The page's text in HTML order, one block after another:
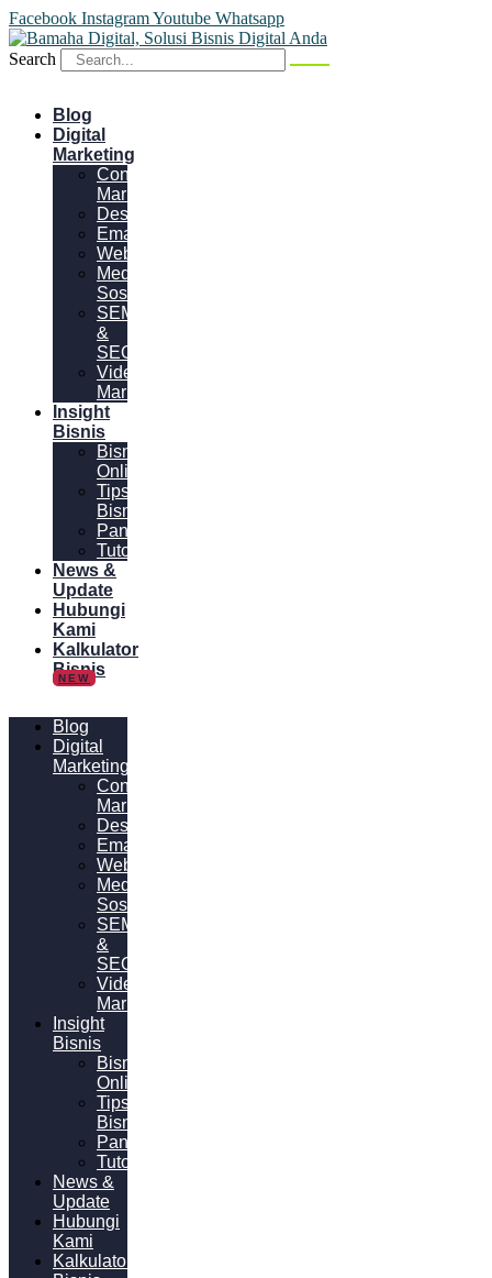
Facebook InstagramYoutube Whatsapp
Search
Blog
Digital
Marketing
Content
Marketing
Desain
Email
Website
Media
Sosial
SEM
&
SEO
Video
Marketing
Insight
Bisnis
Bisnis
Online
Tips
Bisnis
Panduan
Tutorial
News &
Update
Hubungi
Kami
Kalkulator
Bisnis
NEW
Blog
Digital
Marketing
Content
Marketing
Desain
Email
Website
Media
Sosial
SEM
&
SEO
Video
Marketing
Insight
Bisnis
Bisnis
Online
Tips
Bisnis
Panduan
Tutorial
News &
Update
Hubungi
Kami
Kalkulator